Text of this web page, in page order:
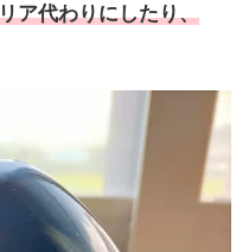
ア代わりにしたり、